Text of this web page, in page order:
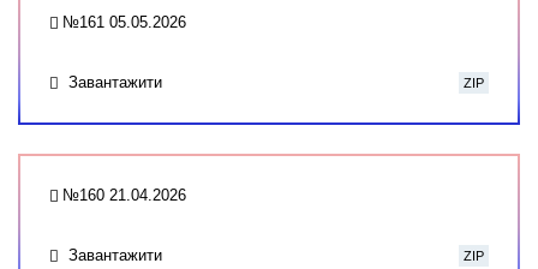
№161 05.05.2026
Завантажити ZIP
№160 21.04.2026
Завантажити ZIP